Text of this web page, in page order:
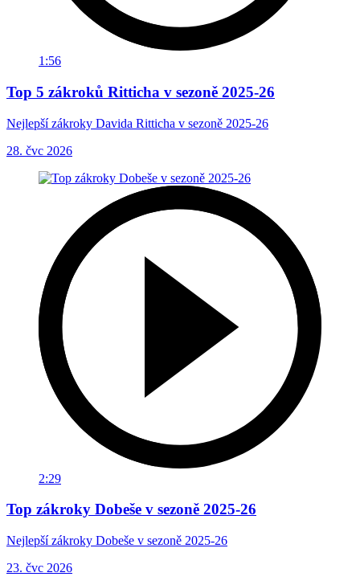
1:56
Top 5 zákroků Ritticha v sezoně 2025-26
Nejlepší zákroky Davida Ritticha v sezoně 2025-26
28. čvc 2026
2:29
Top zákroky Dobeše v sezoně 2025-26
Nejlepší zákroky Dobeše v sezoně 2025-26
23. čvc 2026